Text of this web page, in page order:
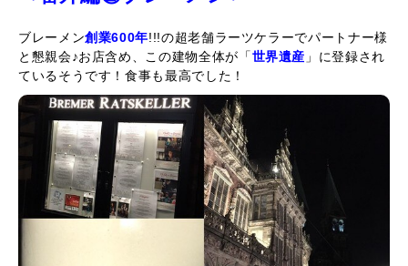
ブレーメン創業600年!!!の超老舗ラーツケラーでパートナー様
と懇親会♪お店含め、この建物全体が「世界遺産 」に登録され
ているそうです！食事も最高でした！